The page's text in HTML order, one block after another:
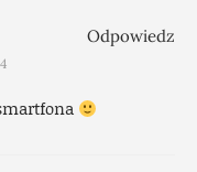
Odpowiedz